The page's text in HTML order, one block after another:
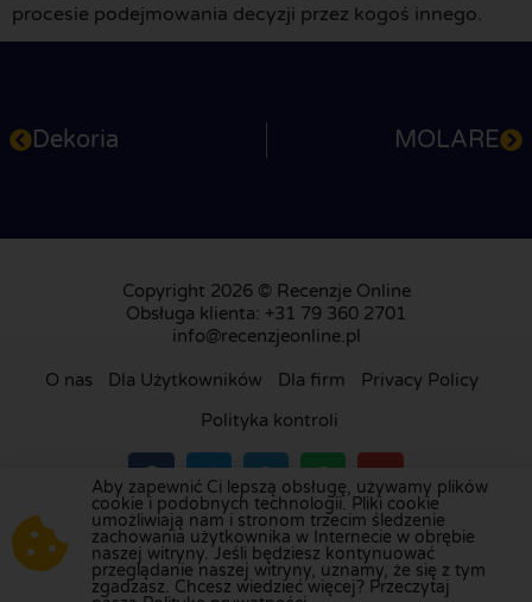
procesie podejmowania decyzji przez kogoś innego.
Dekoria MOLARE
Copyright 2026 © Recenzje Online
Obsługa klienta: +31 79 360 2701
info@recenzjeonline.pl
O nas Dla Użytkowników Dla firm
Privacy Policy
Polityka kontroli
Odwiedź naszą platformę recenzji wHolandii,
Wielkiej Brytanii,Francji,Niemczech,Belgii,
Hiszpanii,Włoszech, Portugalii,Danii,Finlandii i
Aby zapewnić Ci lepszą obsługę, używamy plików
cookie i podobnych technologii. Pliki cookie
umożliwiają nam i stronom trzecim śledzenie
zachowania użytkownika w Internecie w obrębie
naszej witryny. Jeśli będziesz kontynuować
przeglądanie naszej witryny, uznamy, że się z tym
zgadzasz. Chcesz wiedzieć więcej? Przeczytaj